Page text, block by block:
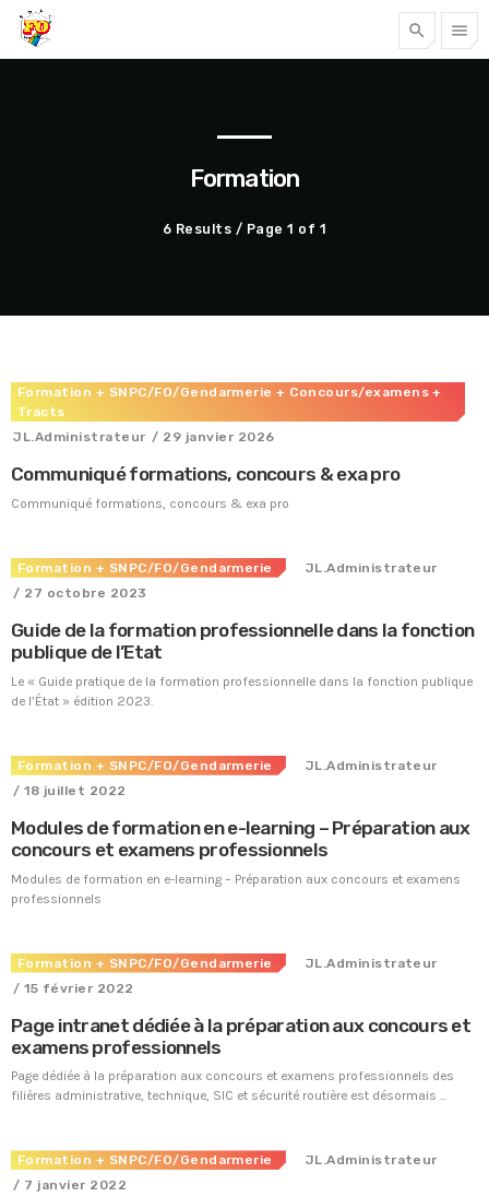
search menu
Accéder
Derniers articles
6 août 2026
4 août 2026
Crise énergétique : prolongation du dispositif
9 juillet 2026
Formation
6 Results / Page 1 of 1
Formation + SNPC/FO/Gendarmerie + Concours/examens +
Tracts
JL.Administrateur / 29 janvier 2026
Communiqué formations, concours & exa pro
Communiqué formations, concours & exa pro
Formation + SNPC/FO/Gendarmerie
JL.Administrateur
/ 27 octobre 2023
Guide de la formation professionnelle dans la fonction
publique de l’Etat
Le « Guide pratique de la formation professionnelle dans la fonction publique
de l’État » édition 2023.
Formation + SNPC/FO/Gendarmerie
JL.Administrateur
/ 18 juillet 2022
Modules de formation en e-learning – Préparation aux
concours et examens professionnels
Modules de formation en e-learning – Préparation aux concours et examens
professionnels
Formation + SNPC/FO/Gendarmerie
JL.Administrateur
/ 15 février 2022
Page intranet dédiée à la préparation aux concours et
examens professionnels
Page dédiée à la préparation aux concours et examens professionnels des
filières administrative, technique, SIC et sécurité routière est désormais ...
Formation + SNPC/FO/Gendarmerie
JL.Administrateur
/ 7 janvier 2022